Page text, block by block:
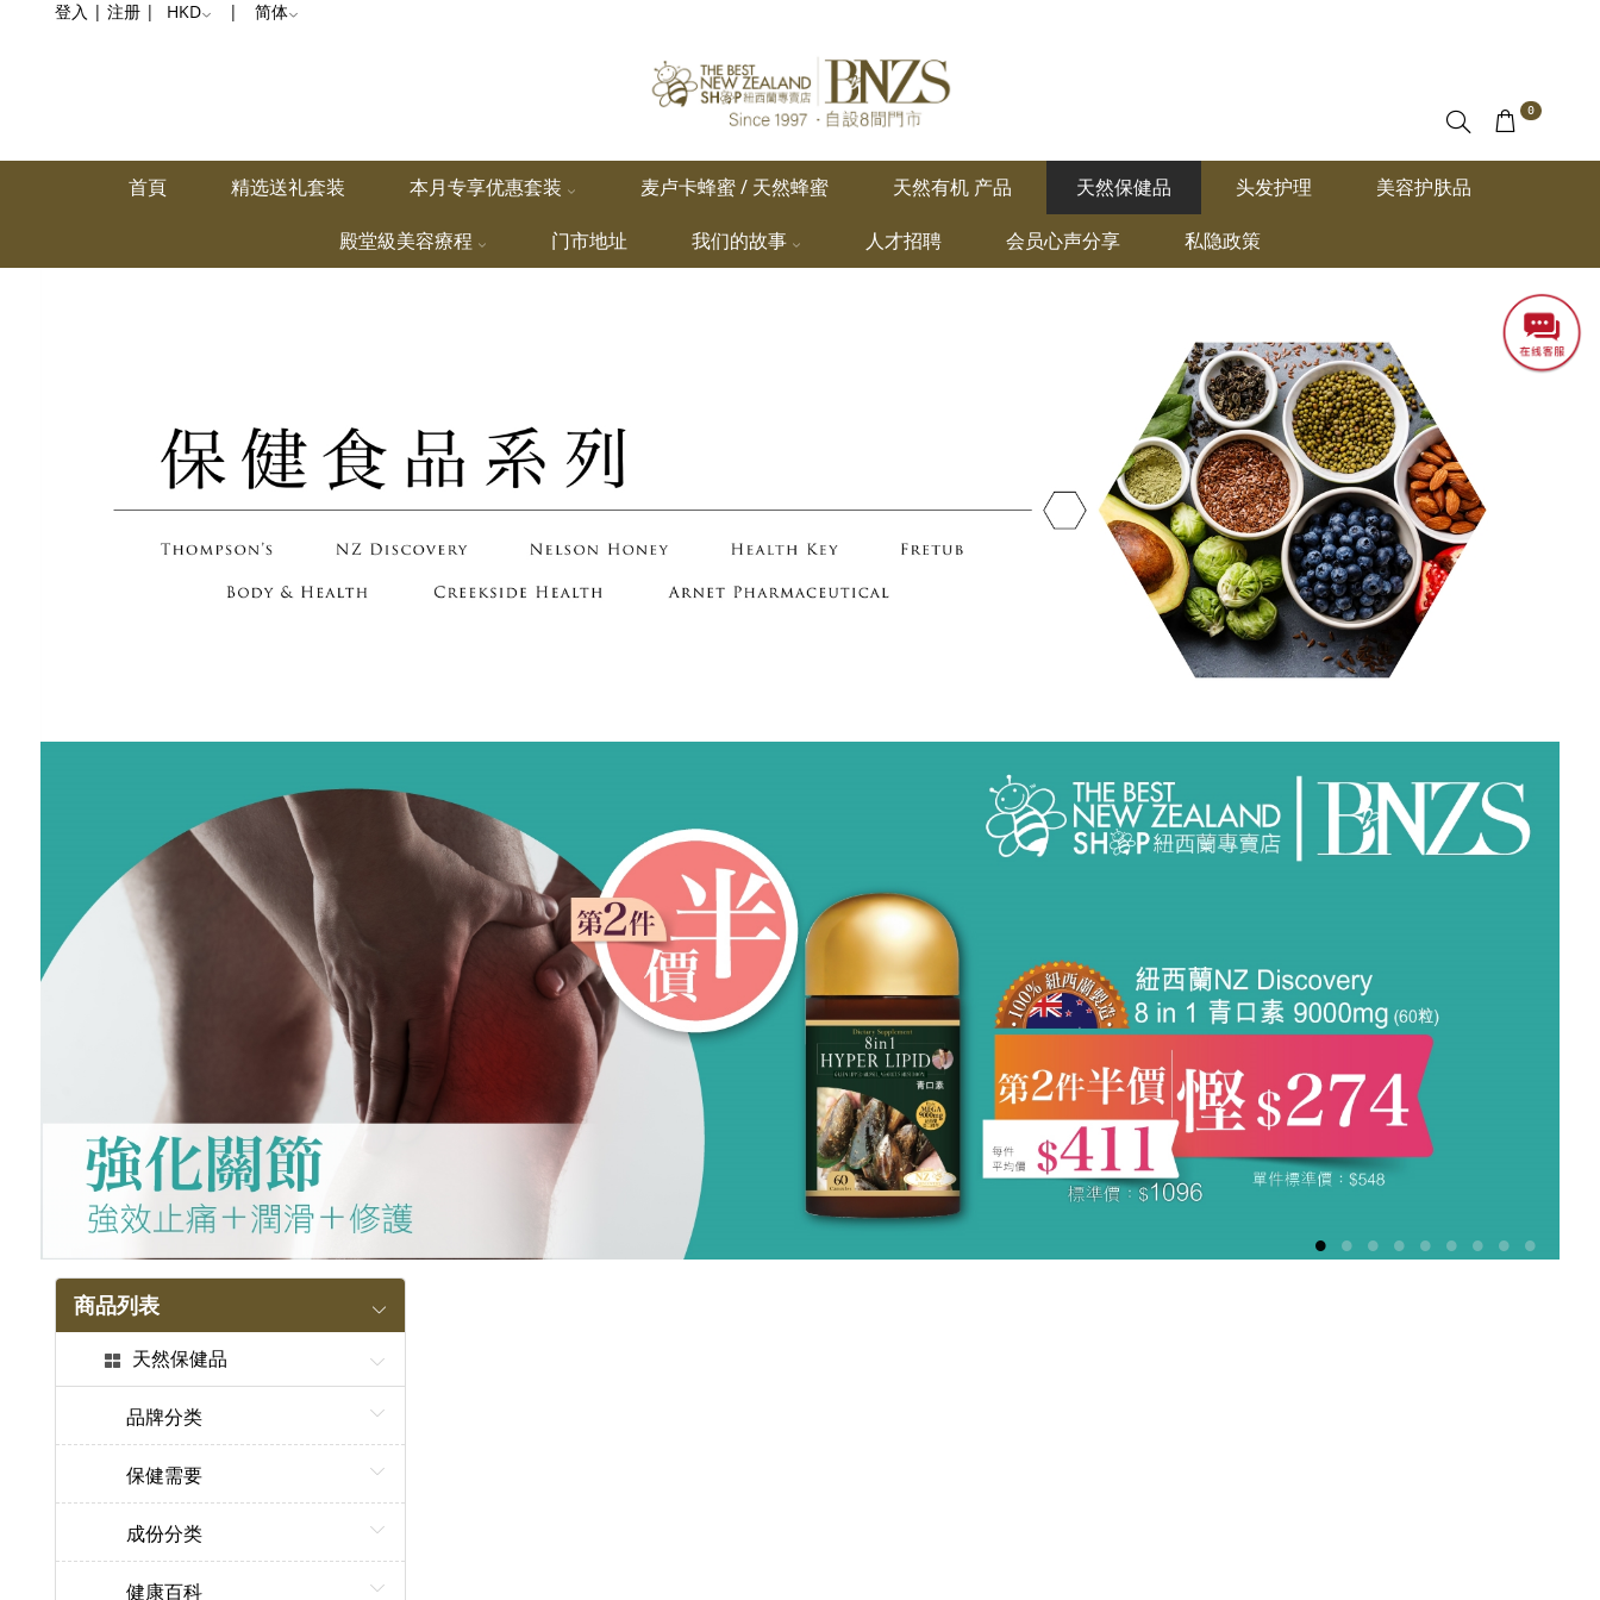
登入 | 注册 | HKD | 简体
0
首頁 精选送礼套装 本月专享优惠套装 麦卢卡蜂蜜 / 天然蜂蜜 天然有机 产品 天然保健品 头发护理 美容护肤品
殿堂級美容療程 门市地址 我们的故事 人才招聘 会员心声分享 私隐政策
商品列表
天然保健品
品牌分类
保健需要
成份分类
健康百科